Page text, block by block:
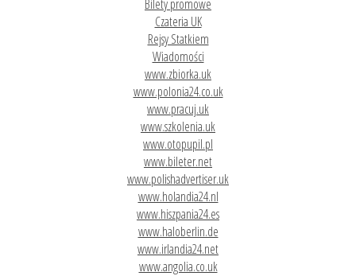
Bilety promowe
Czateria UK
Rejsy Statkiem
Wiadomości
www.zbiorka.uk
www.polonia24.co.uk
www.pracuj.uk
www.szkolenia.uk
www.otopupil.pl
www.bileter.net
www.polishadvertiser.uk
www.holandia24.nl
www.hiszpania24.es
www.haloberlin.de
www.irlandia24.net
www.angolia.co.uk